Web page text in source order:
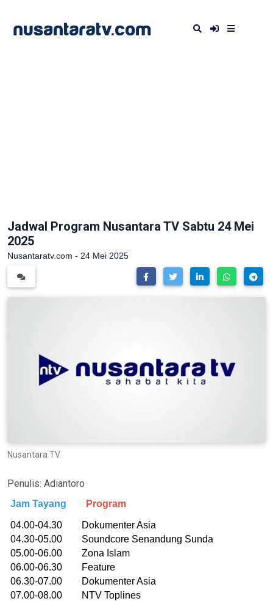
Jadwal Program Nusantara TV Sabtu 24 Mei
2025
Nusantaratv.com - 24 Mei 2025
Nusantara TV.
Penulis: Adiantoro
Jam Tayang Program
04.00-04.30 Dokumenter Asia
04.30-05.00 Soundcore Senandung Sunda
05.00-06.00 Zona Islam
06.00-06.30 Feature
06.30-07.00 Dokumenter Asia
07.00-08.00 NTV Toplines